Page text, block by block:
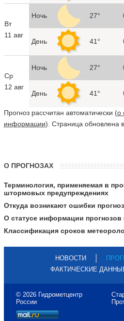
Вт
11 авг
Ночь 27°
День 41°
Ср
12 авг
Ночь 27°
День 41°
Прогноз рассчитан автоматически (о
информации). Страница обновлена
О ПРОГНОЗАХ
Терминология, применяемая в
штормовых предупреждениях
Откуда возникают ошибки
О статусе информации прогнозов
Классификация сроков
НОВОСТИ
ФАКТИЧЕСКИЕ
© 2026 Гидрометцентр
России